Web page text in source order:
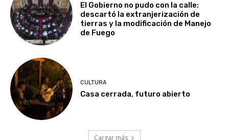
El Gobierno no pudo con la calle:
descartó la extranjerización de
tierras y la modificación de Manejo
de Fuego
CULTURA
Casa cerrada, futuro abierto
Cargar más